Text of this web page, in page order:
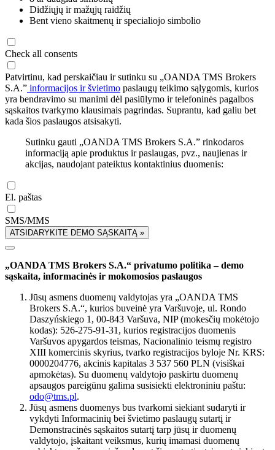
Didžiųjų ir mažųjų raidžių
Bent vieno skaitmenų ir specialiojo simbolio
Check all consents
Patvirtinu, kad perskaičiau ir sutinku su „OANDA TMS Brokers
S.A.” informacijos ir švietimo paslaugų teikimo sąlygomis, kurios
yra bendravimo su manimi dėl pasiūlymo ir telefoninės pagalbos
sąskaitos tvarkymo klausimais pagrindas. Suprantu, kad galiu bet
kada šios paslaugos atsisakyti.
Sutinku gauti „OANDA TMS Brokers S.A.” rinkodaros
informaciją apie produktus ir paslaugas, pvz., naujienas ir
akcijas, naudojant pateiktus kontaktinius duomenis:
El. paštas
SMS/MMS
ATSIDARYKITE DEMO SĄSKAITĄ »
„OANDA TMS Brokers S.A.“ privatumo politika – demo
sąskaita, informacinės ir mokomosios paslaugos
Jūsų asmens duomenų valdytojas yra „OANDA TMS
Brokers S.A.“, kurios buveinė yra Varšuvoje, ul. Rondo
Daszyńskiego 1, 00-843 Varšuva, NIP (mokesčių mokėtojo
kodas): 526-275-91-31, kurios registracijos duomenis
Varšuvos apygardos teismas, Nacionalinio teismų registro
XIII komercinis skyrius, tvarko registracijos byloje Nr. KRS:
0000204776, akcinis kapitalas 3 537 560 PLN (visiškai
apmokėtas). Su duomenų valdytojo paskirtu duomenų
apsaugos pareigūnu galima susisiekti elektroniniu paštu:
odo@tms.pl.
Jūsų asmens duomenys bus tvarkomi siekiant sudaryti ir
vykdyti Informacinių bei švietimo paslaugų sutartį ir
Demonstracinės sąskaitos sutartį tarp jūsų ir duomenų
valdytojo, įskaitant veiksmus, kurių imamasi duomenų